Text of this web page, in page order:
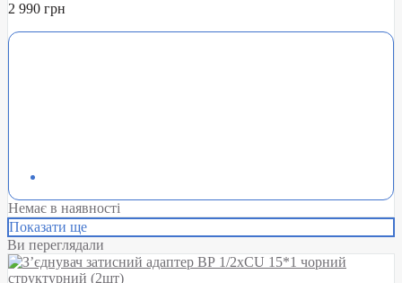
2 990 грн
Немає в наявності
Показати ще
Ви переглядали